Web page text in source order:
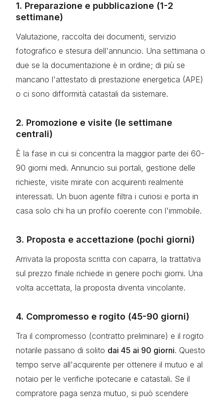
1. Preparazione e pubblicazione (1-2
settimane)
Valutazione, raccolta dei documenti, servizio
fotografico e stesura dell'annuncio. Una settimana o
due se la documentazione è in ordine; di più se
mancano l'attestato di prestazione energetica (APE)
o ci sono difformità catastali da sistemare.
2. Promozione e visite (le settimane
centrali)
È la fase in cui si concentra la maggior parte dei 60-
90 giorni medi. Annuncio sui portali, gestione delle
richieste, visite mirate con acquirenti realmente
interessati. Un buon agente filtra i curiosi e porta in
casa solo chi ha un profilo coerente con l'immobile.
3. Proposta e accettazione (pochi giorni)
Arrivata la proposta scritta con caparra, la trattativa
sul prezzo finale richiede in genere pochi giorni. Una
volta accettata, la proposta diventa vincolante.
4. Compromesso e rogito (45-90 giorni)
Tra il compromesso (contratto preliminare) e il rogito
notarile passano di solito dai 45 ai 90 giorni. Questo
tempo serve all'acquirente per ottenere il mutuo e al
notaio per le verifiche ipotecarie e catastali. Se il
compratore paga senza mutuo, si può scendere